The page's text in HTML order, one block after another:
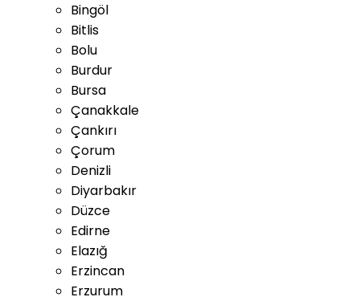
Bingöl
Bitlis
Bolu
Burdur
Bursa
Çanakkale
Çankırı
Çorum
Denizli
Diyarbakır
Düzce
Edirne
Elazığ
Erzincan
Erzurum